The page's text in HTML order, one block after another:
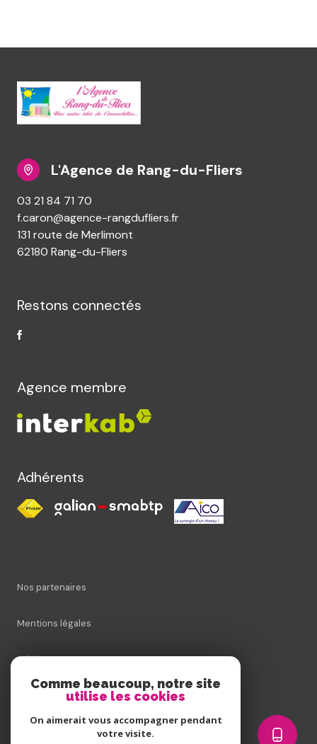
L'Agence de Rang-du-Fliers
03 21 84 71 70
f.caron@agence-rangdufliers.fr
131 route de Merlimont
62180 Rang-du-Fliers
Restons connectés
Agence membre
Adhérents
Nos partenaires
Mentions légales
Admin
Nos honoraires
Comme beaucoup, notre site
utilise les cookies
On aimerait vous accompagner pendant
votre visite.